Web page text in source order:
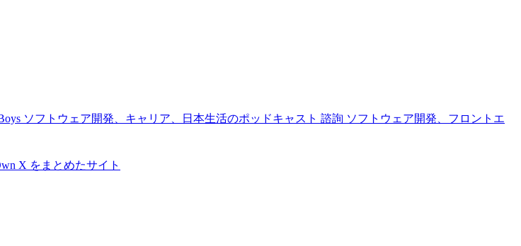
ソフトウェア開発、キャリア、日本生活のポッドキャスト 諮詢 ソフトウェア開発、フロントエ
X をまとめたサイト